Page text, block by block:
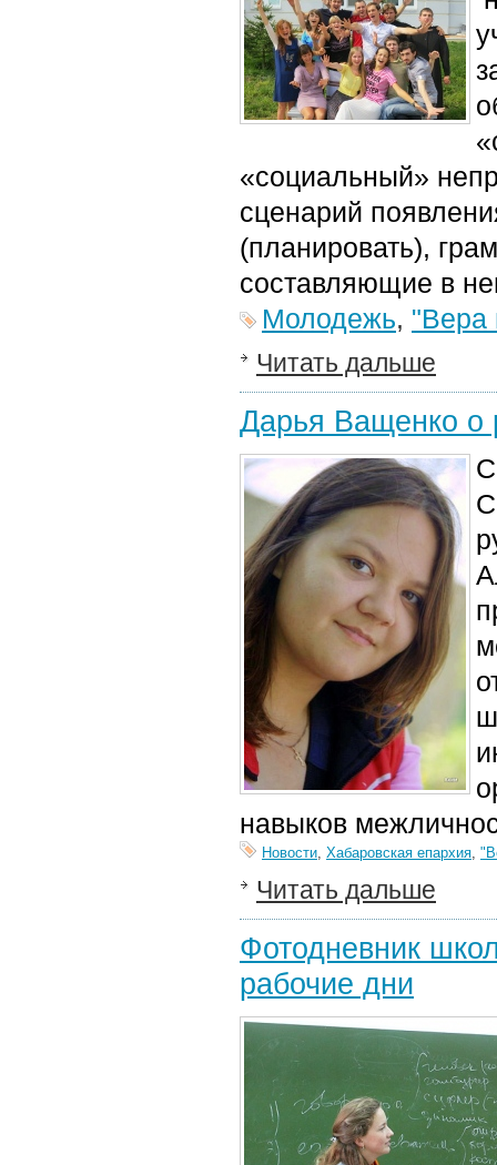
«социальный»
сценарий
(планировать),
составляющие в
Молодежь, "Вера
Читать дальше
Дарья Ващенко о
навыков
Новости, Хабаровская епархия,
Читать дальше
Фотодневник
рабочие дни